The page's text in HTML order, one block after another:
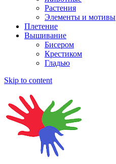
Растения
Элементы и мотивы
Плетение
Вышивание
Бисером
Крестиком
Гладью
Skip to content